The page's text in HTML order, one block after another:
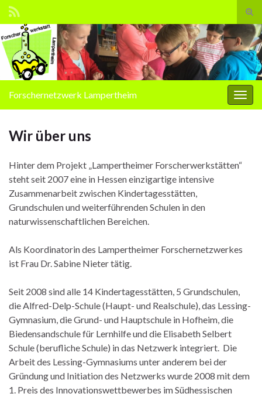
Search for:
Forschernetzwerk Lampertheim
Wir über uns
Hinter dem Projekt „Lampertheimer Forscherwerkstätten“
steht seit 2007 eine in Hessen einzigartige intensive
Zusammenarbeit zwischen Kindertagesstätten,
Grundschulen und weiterführenden Schulen in den
naturwissenschaftlichen Bereichen.
Als Koordinatorin des Lampertheimer Forschernetzwerkes
ist Frau Dr. Sabine Nieter tätig.
Seit 2008 sind alle 14 Kindertagesstätten, 5 Grundschulen,
die Alfred-Delp-Schule (Haupt- und Realschule), das Lessing-
Gymnasium, die Grund- und Hauptschule in Hofheim, die
Biedensandschule für Lernhilfe und die Elisabeth Selbert
Schule (berufliche Schule) in das Netzwerk integriert. Die
Arbeit des Lessing-Gymnasiums unter anderem bei der
Gründung und Initiation des Netzwerks wurde 2008 mit dem
1. Preis des Innovationswettbewerbes im Südhessischen